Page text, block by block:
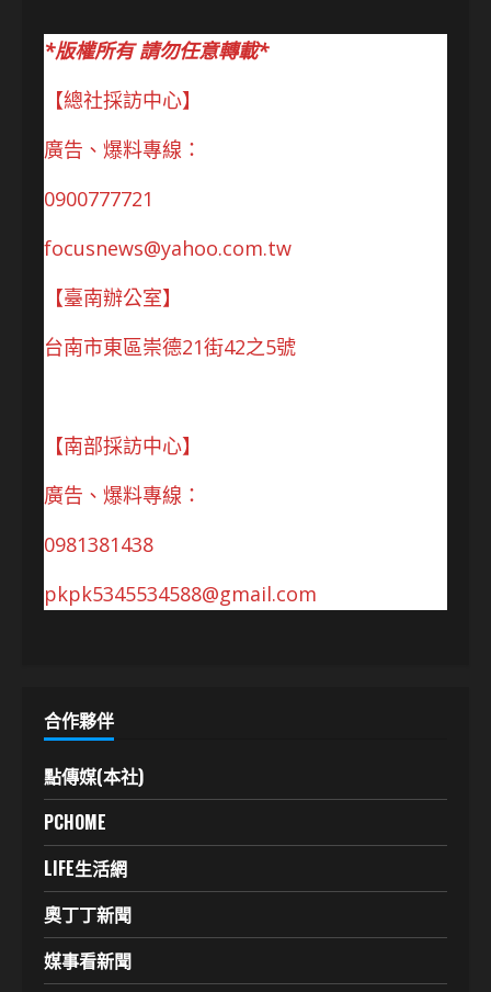
*版權所有 請勿任意轉載*
【總社採訪中心】
廣告、爆料專線：
0900777721
focusnews@yahoo.com.tw
【臺南辦公室】
台南市東區崇德21街42之5號
【南部採訪中心】
廣告、爆料專線：
0981381438
pkpk5345534588@gmail.com
合作夥伴
點傳媒(本社)
PCHOME
LIFE生活網
奧丁丁新聞
媒事看新聞